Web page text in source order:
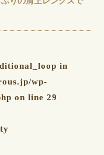
in
wp-
on line 29